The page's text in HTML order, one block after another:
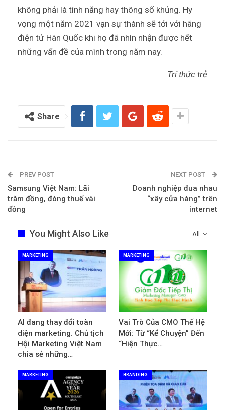
không phải là tính năng hay thông số khủng. Hy
vọng một năm 2021 vạn sự thành sẽ tới với hãng
điện tử Hàn Quốc khi họ đã nhìn nhận được hết
những vấn đề của mình trong năm nay.
Trí thức trẻ
Share
PREV POST
Samsung Việt Nam: Lãi
trăm đồng, đóng thuế vài
đồng
NEXT POST
Doanh nghiệp đua nhau
“xây cửa hàng” trên
internet
All
You Might Also Like
MARKETING
AI đang thay đổi toàn
diện marketing. Chủ tịch
Hội Marketing Việt Nam
chia sẻ những…
MARKETING
Vai Trò Của CMO Thế Hệ
Mới: Từ “Kể Chuyện” Đến
“Hiện Thực…
MARKETING BRANDING